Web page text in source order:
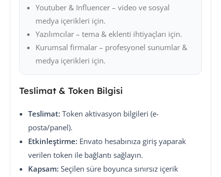
Youtuber & Influencer – video ve sosyal
medya içerikleri için.
Yazılımcılar – tema & eklenti ihtiyaçları için.
Kurumsal firmalar – profesyonel sunumlar &
medya içerikleri için.
Teslimat & Token Bilgisi
Teslimat: Token aktivasyon bilgileri (e-
posta/panel).
Etkinleştirme: Envato hesabınıza giriş yaparak
verilen token ile bağlantı sağlayın.
Kapsam: Seçilen süre boyunca sınırsız içerik